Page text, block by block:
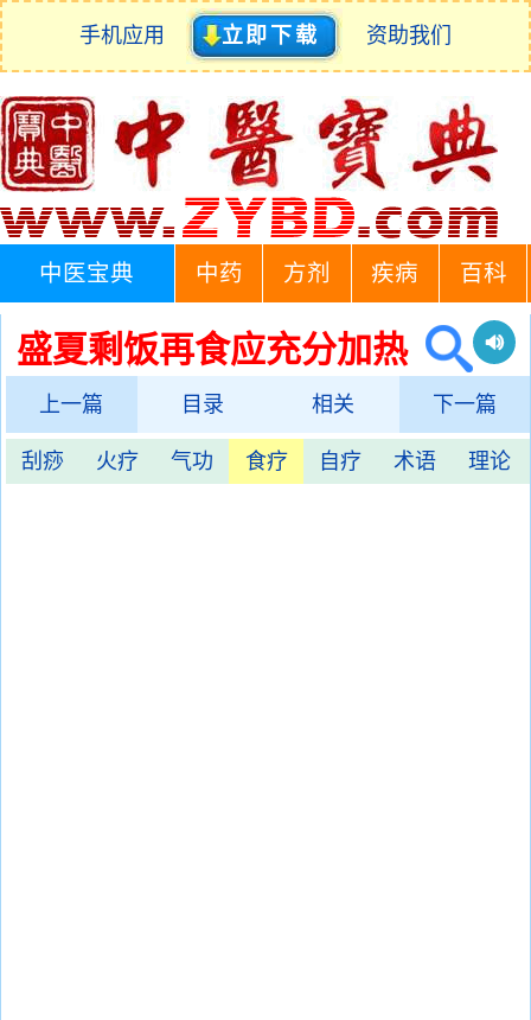
手机应用 立即下载 资助我们
中医宝典 中药 方剂 疾病 百科
盛夏剩饭再食应充分加热
上一篇 目录 相关 下一篇
刮痧 火疗 气功 食疗 自疗 术语 理论